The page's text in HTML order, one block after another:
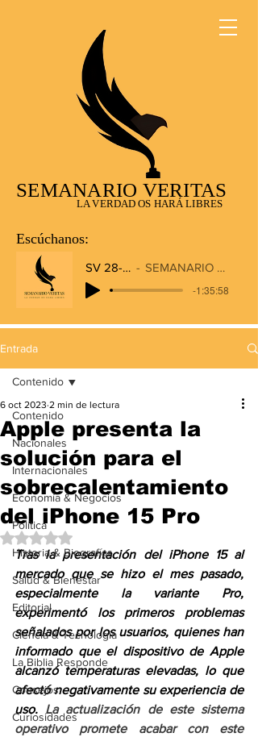
SEMANARIO VERITAS
LA VERDAD OS HARÁ LIBRES
Escúchanos:
SV 28-12-2025
SEMANARIO VERITAS RADIO
-1:35:58
Entrada
Contenido
Nacionales
Internacionales
Economía & Negocios
Política
Historia & Biografías
Salud & Bienestar
Editorial
Ciencia & Tecnología
La Biblia Responde
Consejos
Curiosidades
Contenido
Apple presenta la
solución para el
sobrecalentamiento
del iPhone 15 Pro
6 oct 2023 2 min de lectura
Obtuvo NaN de 5 estrellas.
Tras la presentación del iPhone 15 al
mercado que se hizo el mes pasado,
especialmente la variante Pro,
experimentó los primeros problemas
señalados por los usuarios, quienes han
informado que el dispositivo de Apple
alcanzó temperaturas elevadas, lo que
afectó negativamente su experiencia de
uso. La actualización de este sistema
operativo promete acabar con este